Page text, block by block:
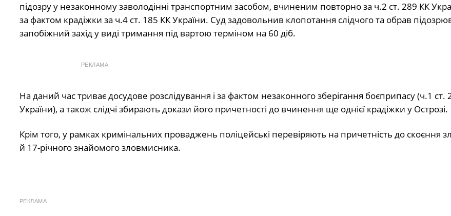
підозру у незаконному заволодінні транспортним засобом, вчиненим повторно за ч.2 ст. 289 КК
за фактом крадіжки за ч.4 ст. 185 КК України. Суд задовольнив клопотання слідчого та обрав
запобіжний захід у виді тримання під вартою терміном на 60 діб.
РЕКЛАМА
На даний час триває досудове розслідування і за фактом незаконного зберігання боєприпасу (ч.1 ст.
України), а також слідчі збирають докази його причетності до вчинення ще однієї крадіжки у Острозі.
Крім того, у рамках кримінальних проваджень поліцейські перевіряють на причетність до скоєння
й 17-річного знайомого зловмисника.
РЕКЛАМА